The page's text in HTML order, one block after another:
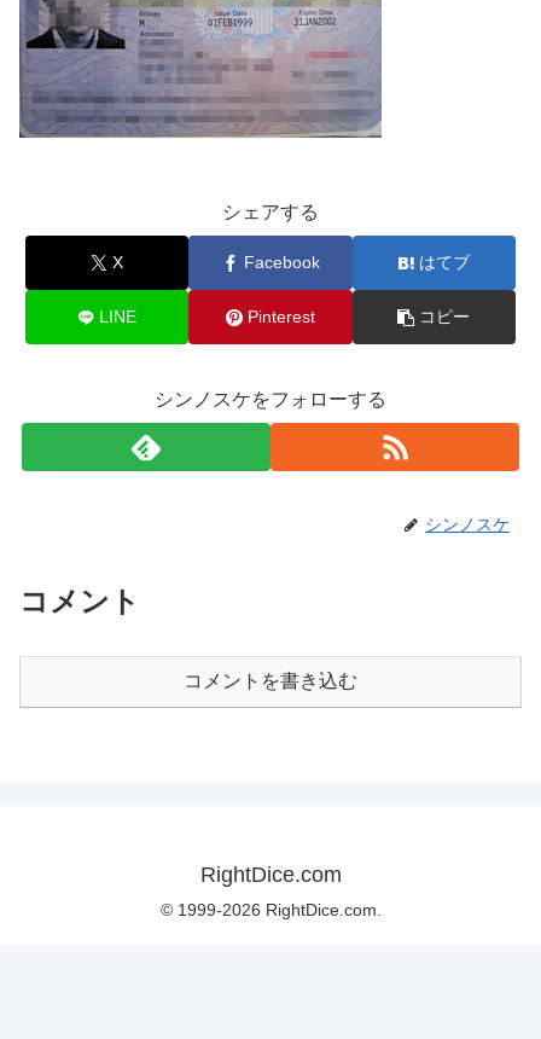
シェアする
X Facebook はてブ
LINE Pinterest コピー
シンノスケをフォローする
シンノスケ
コメント
コメントを書き込む
RightDice.com
© 1999-2026 RightDice.com.